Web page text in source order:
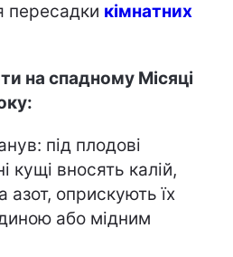
пересадки кімнатних
на спадному Місяці
під плодові
кущі вносять калій,
азот, оприскують їх
або мідним